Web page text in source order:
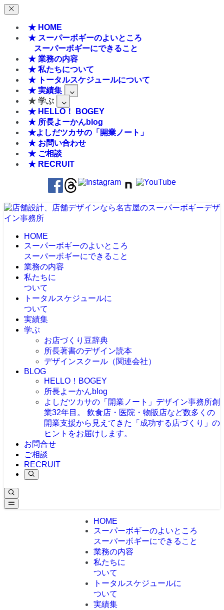
★ HOME
★ スーパーボギーのよいところ
スーパーボギーにできること
★ 業務の内容
★ 私たちについて
★ トータルスケジュールについて
★ 実績集
★ 学ぶ
★ HELLO！ BOGEY
★ 所長よーかんblog
★よしだツカサの「開業ノート」
★ お問い合わせ
★ ご相談
★ RECRUIT
HOME
スーパーボギーのよいところ
スーパーボギーにできること
業務の内容
私たちに
ついて
トータルスケジュールに
ついて
実績集
学ぶ
お店づくり豆辞典
所長著書のデザイン読本
デザインスクール（関連会社）
BLOG
HELLO！BOGEY
所長よーかんblog
よしだツカサの「開業ノート」 デザイン事務所創
業32年目。 飲食店・医院・物販店など数多くの
開業支援から見えてきた「成功する店づくり」の
ヒントをお届けします。
お問合せ
ご相談
RECRUIT
HOME
スーパーボギーのよいところ
スーパーボギーにできること
業務の内容
私たちに
ついて
トータルスケジュールに
ついて
実績集